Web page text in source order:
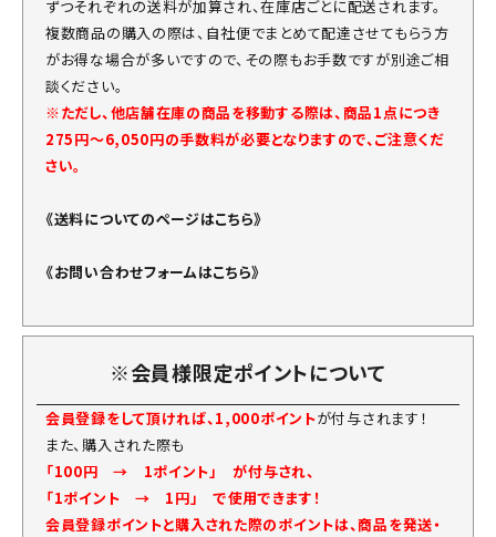
ずつそれぞれの送料が加算され、在庫店ごとに配送されます。
複数商品の購入の際は、自社便でまとめて配達させてもらう方
がお得な場合が多いですので、その際もお手数ですが別途ご相
談ください。
※ただし、他店舗在庫の商品を移動する際は、商品1点につき
275円～6,050円の手数料が必要となりますので、ご注意くだ
さい。
《送料についてのページはこちら》
《お問い合わせフォームはこちら》
※会員様限定ポイントについて
会員登録をして頂ければ、1,000ポイントが付与されます！
また、購入された際も
「100円 → 1ポイント」 が付与され、
「1ポイント → 1円」 で使用できます！
会員登録ポイントと購入された際のポイントは、商品を発送・